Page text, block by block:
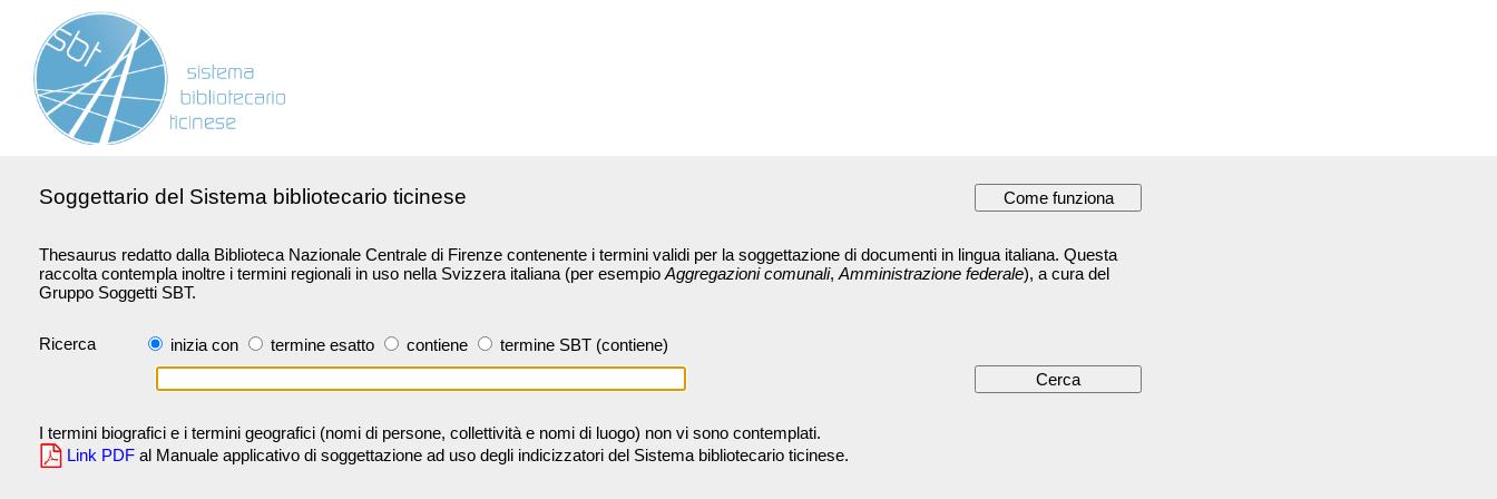
Soggettario del Sistema bibliotecario ticinese
Thesaurus redatto dalla Biblioteca Nazionale Centrale di Firenze contenente i termini validi per la soggettazione di documenti in lingua italiana. Questa
raccolta contempla inoltre i termini regionali in uso nella Svizzera italiana (per esempio Aggregazioni comunali, Amministrazione federale), a cura del
Gruppo Soggetti SBT.
Ricerca inizia con termine esatto contiene termine SBT (contiene)
I termini biografici e i termini geografici (nomi di persone, collettività e nomi di luogo) non vi sono contemplati.
Link PDF al Manuale applicativo di soggettazione ad uso degli indicizzatori del Sistema bibliotecario ticinese.